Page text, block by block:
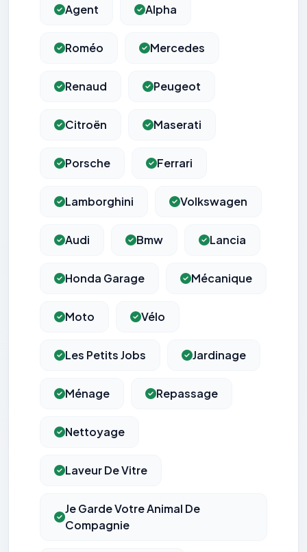
Agent Alpha
Roméo Mercedes
Renaud Peugeot
Citroën Maserati
Porsche Ferrari
Lamborghini Volkswagen
Audi Bmw Lancia
Honda Garage Mécanique
Moto Vélo
Les Petits Jobs Jardinage
Ménage Repassage
Nettoyage
Laveur De Vitre
Je Garde Votre Animal De
Compagnie